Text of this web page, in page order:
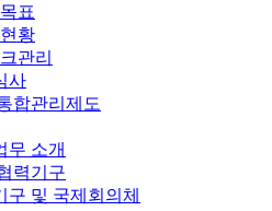
표
황
관리
사
합관리제도
무 소개
력기구
구 및 국제회의체